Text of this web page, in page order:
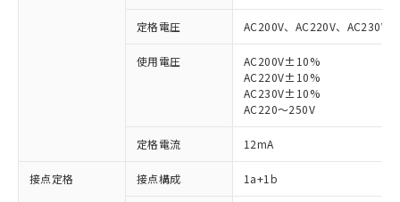
定格電圧 AC200V、AC220V、AC230V
使用電圧
AC200V±10%
AC220V±10%
AC230V±10%
AC220～250V
定格電流 12mA
接点定格 接点構成 1a+1b
※1 対応状況